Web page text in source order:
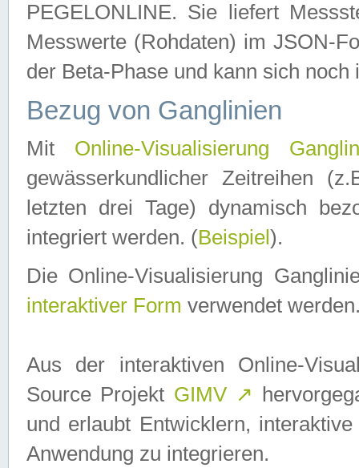
PEGELONLINE. Sie liefert
Messwerte (Rohdaten) im JSON-
der Beta-Phase und kann sich noch
Bezug von Ganglinien
Mit Online-Visualisierung
gewässerkundlicher Zeitreihen
letzten drei Tage) dynamisch
integriert werden. (Beispiel ).
Die Online-Visualisierung
interaktiver Form verwendet
Aus der interaktiven Online-
Source Projekt GIMV ↗
und erlaubt Entwicklern,
Anwendung zu integrieren.